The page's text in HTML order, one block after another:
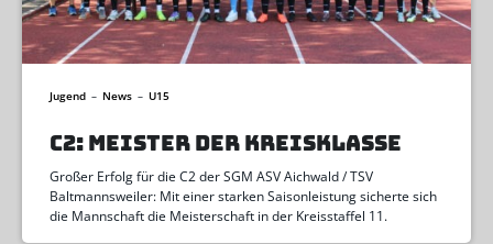
Jugend – News – U15
C2: MEISTER DER KREISKLASSE
Großer Erfolg für die C2 der SGM ASV Aichwald / TSV
Baltmannsweiler: Mit einer starken Saisonleistung sicherte sich
die Mannschaft die Meisterschaft in der Kreisstaffel 11.